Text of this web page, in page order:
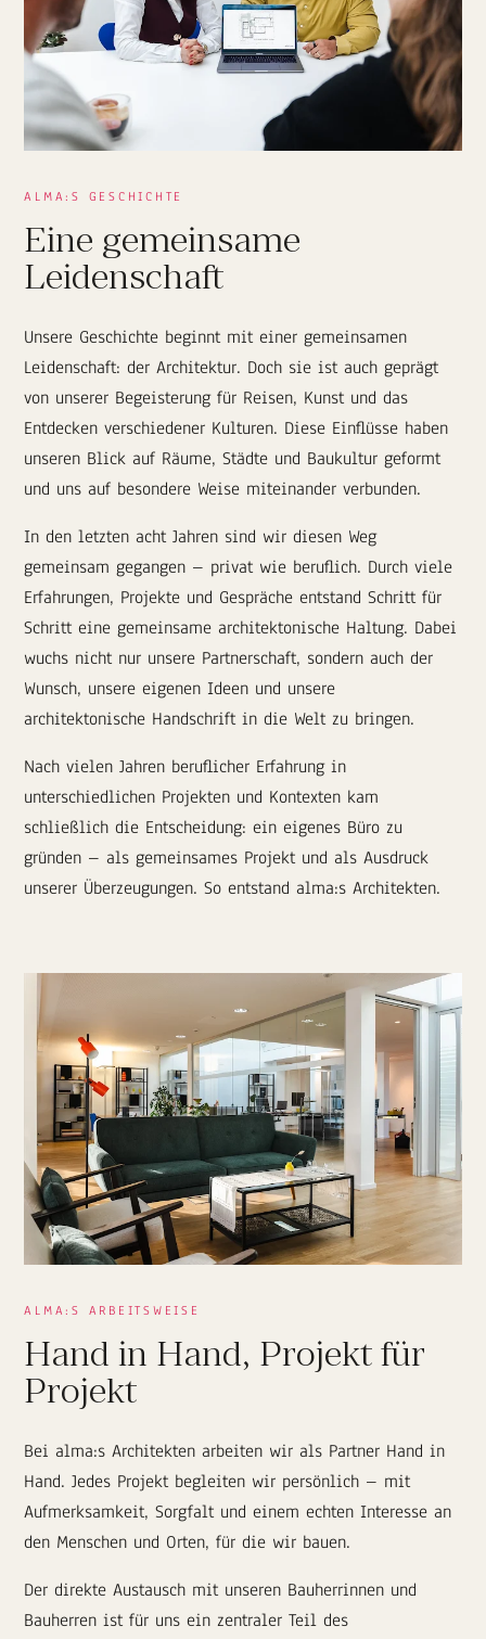
ALMA:S GESCHICHTE
Eine gemeinsame
Leidenschaft
Unsere Geschichte beginnt mit einer gemeinsamen
Leidenschaft: der Architektur. Doch sie ist auch geprägt
von unserer Begeisterung für Reisen, Kunst und das
Entdecken verschiedener Kulturen. Diese Einflüsse haben
unseren Blick auf Räume, Städte und Baukultur geformt
und uns auf besondere Weise miteinander verbunden.
In den letzten acht Jahren sind wir diesen Weg
gemeinsam gegangen – privat wie beruflich. Durch viele
Erfahrungen, Projekte und Gespräche entstand Schritt für
Schritt eine gemeinsame architektonische Haltung. Dabei
wuchs nicht nur unsere Partnerschaft, sondern auch der
Wunsch, unsere eigenen Ideen und unsere
architektonische Handschrift in die Welt zu bringen.
Nach vielen Jahren beruflicher Erfahrung in
unterschiedlichen Projekten und Kontexten kam
schließlich die Entscheidung: ein eigenes Büro zu
gründen – als gemeinsames Projekt und als Ausdruck
unserer Überzeugungen. So entstand alma:s Architekten.
ALMA:S ARBEITSWEISE
Hand in Hand, Projekt für
Projekt
Bei alma:s Architekten arbeiten wir als Partner Hand in
Hand. Jedes Projekt begleiten wir persönlich – mit
Aufmerksamkeit, Sorgfalt und einem echten Interesse an
den Menschen und Orten, für die wir bauen.
Der direkte Austausch mit unseren Bauherrinnen und
Bauherren ist für uns ein zentraler Teil des